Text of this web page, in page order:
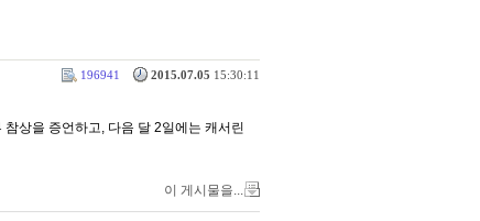
2015.07.05 15:30:11
196941
상을 증언하고, 다음 달 2일에는 캐서린
이 게시물을...